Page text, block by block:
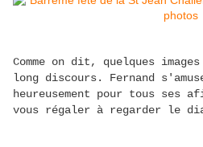
Comme on dit, quelques
long discours. Fernand
heureusement pour tous ses
vous régaler à regarder le